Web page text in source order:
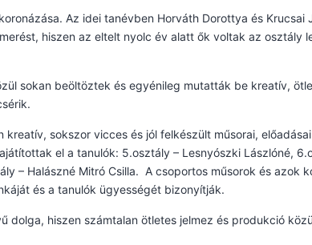
Az idei tanévben Horváth Dorottya és Krucsai
hiszen az eltelt nyolc év alatt ők voltak az osztály
sokan beöltöztek és egyénileg mutatták be kreatív,
kreatív, sokszor vicces és jól felkészült műsorai,
el a tanulók: 5.osztály – Lesnyószki Lászlóné,
– Halászné Mitró Csilla. A csoportos műsorok és azok
és a tanulók ügyességét bizonyítják.
dolga, hiszen számtalan ötletes jelmez és produkció